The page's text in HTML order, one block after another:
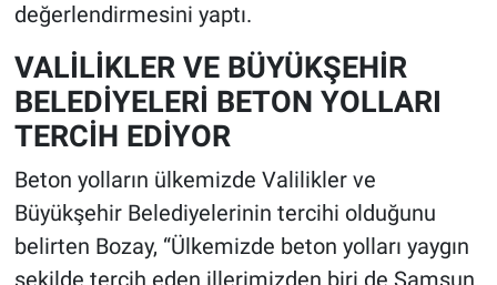
değerlendirmesini yaptı.
VALİLİKLER VE BÜYÜKŞEHİR
BELEDİYELERİ BETON YOLLARI
TERCİH EDİYOR
Beton yolların ülkemizde Valilikler ve
Büyükşehir Belediyelerinin tercihi olduğunu
belirten Bozay, “Ülkemizde beton yolları yaygın
şekilde tercih eden illerimizden biri de Samsun.